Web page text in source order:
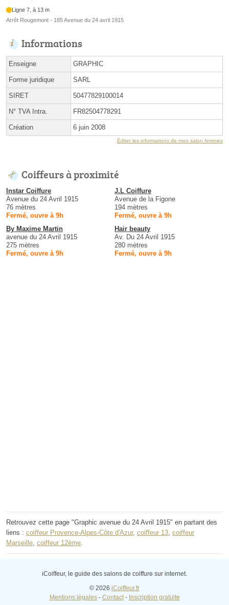
Ligne 7, à 13 m
Arrêt Rougemont - 185 Avenue du 24 avril 1915
Informations
Enseigne GRAPHIC
Forme juridique SARL
SIRET 50477829100014
N° TVA Intra. FR82504778291
Création 6 juin 2008
Éditer les informations de mon salon femmes
Coiffeurs à proximité
Instar Coiffure
Avenue du 24 Avril 1915
76 mètres
Fermé, ouvre à 9h
J.L Coiffure
Avenue de la Figone
194 mètres
Fermé, ouvre à 9h
By Maxime Martin
avenue du 24 Avril 1915
275 mètres
Fermé, ouvre à 9h
Hair beauty
Av. Du 24 Avril 1915
280 mètres
Fermé, ouvre à 9h
Retrouvez cette page "Graphic avenue du 24 Avril 1915" en partant des
liens : coiffeur Provence-Alpes-Côte d'Azur, coiffeur 13, coiffeur
Marseille, coiffeur 12ème.
iCoiffeur, le guide des salons de coiffure sur internet.
© 2026 iCoiffeur.fr
Mentions légales- Contact- Inscription gratuite